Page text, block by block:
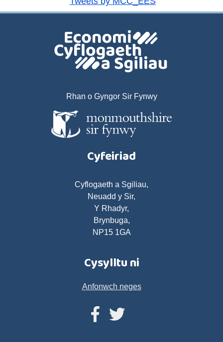
Rhan o Gyngor Sir Fynwy
Cyfeiriad
Cyflogaeth a Sgiliau,
Neuadd y Sir,
Y Rhadyr,
Brynbuga,
NP15 1GA
Cysylltu ni
Anfonwch neges